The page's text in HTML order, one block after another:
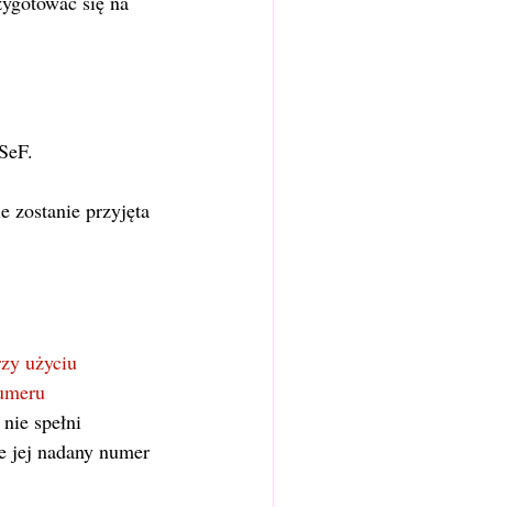
zostanie przyjęta
użyciu
spełni
jej nadany numer